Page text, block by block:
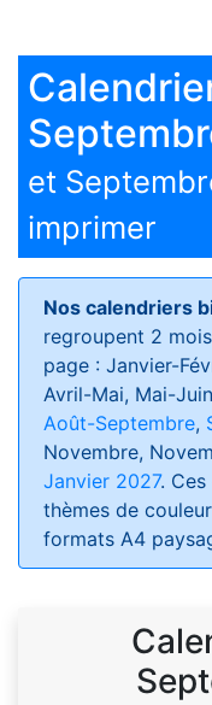
et
imprimer
Nos calendriers
regroupent 2
page : Janvier-
Avril-Mai, Mai-
Août-Septembre,
Novembre,
Janvier 2027.
thèmes de
formats A4